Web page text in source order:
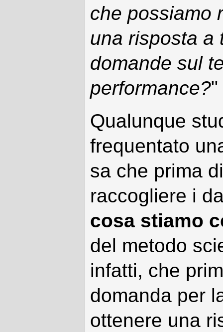
che possiamo
una risposta a
domande sul
performance?"
Qualunque
frequentato
sa che prima
raccogliere i
cosa stiamo
del metodo
infatti, che
domanda per
ottenere una